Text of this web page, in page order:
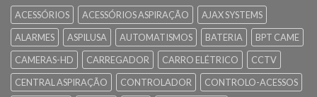
ACESSÓRIOS ACESSÓRIOS ASPIRAÇÃO
AJAX SYSTEMS
ALARMES
ASPILUSA AUTOMATISMOS BATERIA
BPT CAME
CAMERAS-HD
CARREGADOR CARRO ELÉTRICO
CCTV
CENTRAL ASPIRAÇÃO
CONTROLADOR
CONTROLO-ACESSOS